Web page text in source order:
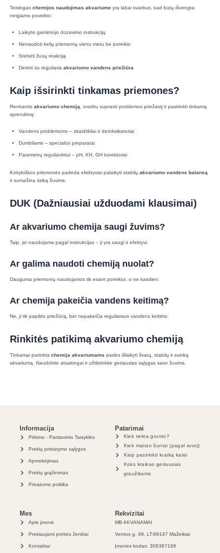
Teisingas chemijos naudojimas akvariume yra labai svarbus, kad būtų išvengta
neigiamo poveikio:
Laikytis gamintojo dozavimo instrukcijų
Nenaudoti kelių priemonių vienu metu be poreikio
Stebėti žuvų reakciją
Derinti su reguliaria akvariumo vandens priežiūra
Kaip išsirinkti tinkamas priemones?
Renkantis akvariumo chemiją, svarbu suprasti problemos priežastį ir pasirinkti tinkamą
sprendimą:
Vandens problemoms – skaidrikliai ir detoksikatoriai
Dumbliams – specialūs preparatai
Parametrų reguliavimui – pH, KH, GH korektoriai
Kokybiškos priemonės padeda efektyviai palaikyti stabilų akvariumo vandens balansą
ir sumažina riziką žuvims.
DUK (Dažniausiai užduodami klausimai)
Ar akvariumo chemija saugi žuvims?
Taip, jei naudojama pagal instrukcijas – ji yra saugi ir efektyvi.
Ar galima naudoti chemiją nuolat?
Dauguma priemonių naudojamos tik esant poreikiui, o ne kasdien.
Ar chemija pakeičia vandens keitimą?
Ne, ji tik papildo priežiūrą, bet nepakeičia reguliaraus vandens keitimo.
Rinkitės patikimą akvariumo chemiją
Tinkamai parinkta chemija akvariumams padės išlaikyti švarų, stabilų ir sveiką
akvariumą. Naudokite atsakingai ir užtikrinkite geriausias sąlygas savo žuvims.
Informacija
Pirkimo - Pardavimo Taisyklės
Prekių pristatymo sąlygos
Apmokėjimas
Prekių grąžinimas
Privatumo politika
Patarimai
Kiek reikia grunto?
Kiek maisto šuniui (pagal svorį)
Kaip pasirinkti kraiką katei
Koks kraikas geriausias
graužikams
Mes
Apie įmonė
Prekiaujami prekės ženklai
Kontaktai
Rekvizitai
MB AKVANAMAI
Ventos g. 49, LT-89147 Mažeikiai
Įmonės kodas: 306367166